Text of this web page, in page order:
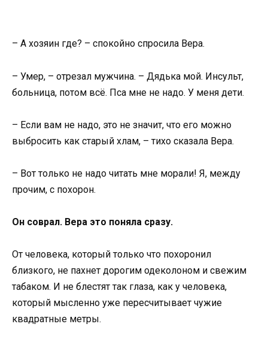
– А хозяин где? – спокойно спросила Вера.
– Умер, – отрезал мужчина. – Дядька мой. Инсульт,
больница, потом всё. Пса мне не надо. У меня дети.
– Если вам не надо, это не значит, что его можно
выбросить как старый хлам, – тихо сказала Вера.
– Вот только не надо читать мне морали! Я, между
прочим, с похорон.
Он соврал. Вера это поняла сразу.
От человека, который только что похоронил
близкого, не пахнет дорогим одеколоном и свежим
табаком. И не блестят так глаза, как у человека,
который мысленно уже пересчитывает чужие
квадратные метры.